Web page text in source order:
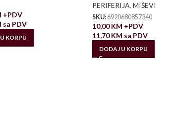
+PDV
sa PDV
KORPU
PERIFERIJA, MIŠEVI
SKU: 6920680857340
10,00KM +PDV
11,70KM sa PDV
DODAJ U KORPU